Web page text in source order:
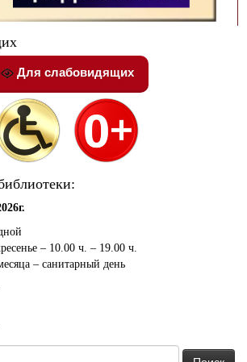
Для слабовидящих
– 10.00 ч. – 19.00 ч.
– санитарный день